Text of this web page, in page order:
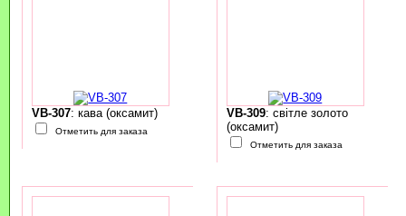
VB-307: кава (оксамит)
Отметить для заказа
VB-309: світле золото
(оксамит)
Отметить для заказа